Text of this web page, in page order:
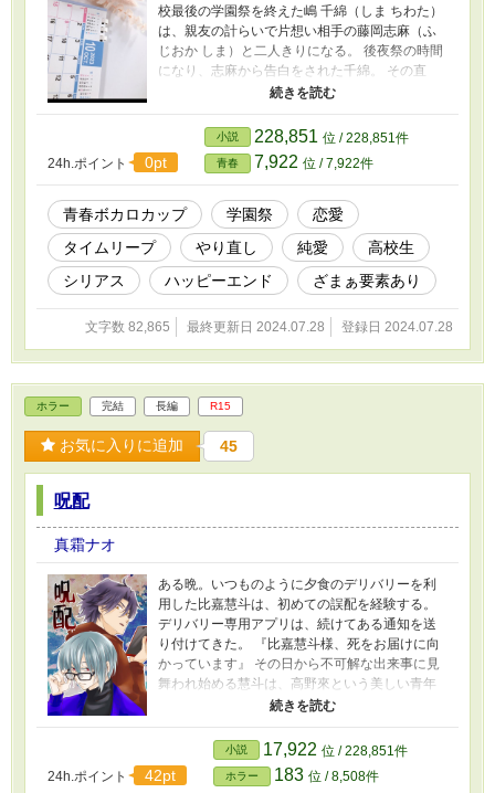
校最後の学園祭を終えた嶋 千綿（しま ちわた）
は、親友の計らいで片想い相手の藤岡志麻（ふ
じおか しま）と二人きりになる。 後夜祭の時間
になり、志麻から告白をされた千綿。 その直
後、偶発的な事故によって志麻が目の前で死亡
った。 ――……ああ、"またか"。 ※ホラー作品
に比べてまろやかにしているつもりですが、一
部に多少の残酷描写が含まれます。
24h.ポイント 0pt
小説 228,851 位 / 228,851件
青春 7,922 位 / 7,922件
青春ボカロカップ 学園祭
恋愛
タイムリープ
やり直し 純愛
高校生
シリアス
ハッピーエンド ざまぁ要素あり
文字数 82,865 最終更新日 2024.07.28 登録日 2024.07.28
ホラー 完結 長編 R15
お気に入りに追加 45
呪配
真霜ナオ
ある晩。いつものように夕食のデリバリーを利
用した比嘉慧斗は、初めての誤配を経験する。
デリバリー専用アプリは、続けてある通知を送
り付けてきた。 『比嘉慧斗様、死をお届けに向
かっています』 その日から不可解な出来事に見
舞われ始める慧斗は、高野來という美しい青年
と衝撃的な出会い方をする。 不思議な力を持っ
た來と共に死の呪いを解く方法を探す慧斗だ
が、周囲では連続怪死事件も起こってい
て……？ 「第7回ホラー・ミステリー小説大賞」
オカルト賞を受賞しました！
24h.ポイント 42pt
小説 17,922 位 / 228,851件
ホラー 183 位 / 8,508件